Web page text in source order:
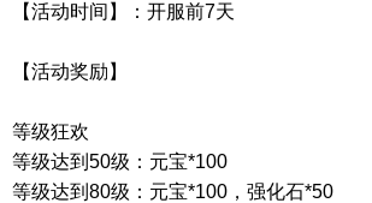
【活动时间】：开服前7天
【活动奖励】
等级狂欢
等级达到 50级：元宝*100
等级达到 80级：元宝*100 ，强化石*50